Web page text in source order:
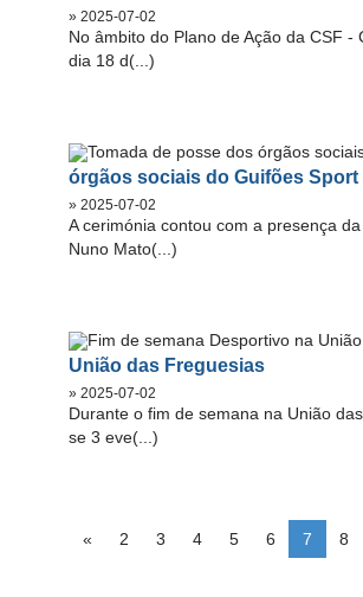
» 2025-07-02
No âmbito do Plano de Ação da CSF
dia 18 d(...)
órgãos sociais do Guifões Sport
» 2025-07-02
A cerimónia contou com a presença
Nuno Mato(...)
União das Freguesias
» 2025-07-02
Durante o fim de semana na União
se 3 eve(...)
« 2 3 4 5 6 7 8